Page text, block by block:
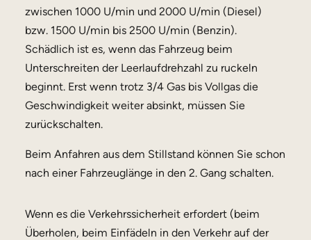
zwischen 1000 U/min und 2000 U/min (Diesel)
bzw. 1500 U/min bis 2500 U/min (Benzin).
Schädlich ist es, wenn das Fahrzeug beim
Unterschreiten der Leerlaufdrehzahl zu ruckeln
beginnt. Erst wenn trotz 3/4 Gas bis Vollgas die
Geschwindigkeit weiter absinkt, müssen Sie
zurückschalten.
Beim Anfahren aus dem Stillstand können Sie schon
nach einer Fahrzeuglänge in den 2. Gang schalten.
Wenn es die Verkehrssicherheit erfordert (beim
Überholen, beim Einfädeln in den Verkehr auf der